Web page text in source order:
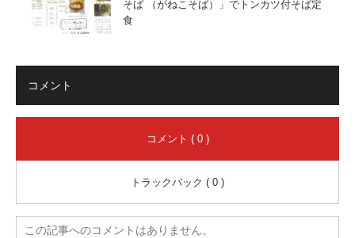
そば （がねこそば）」でトンカツ付そば定
食
コメント
コメント ( 0 )
トラックバック ( 0 )
この記事へのコメントはありません。